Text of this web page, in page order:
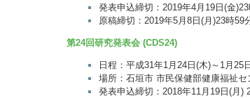
発表申込締切：2019年4月19日(金
原稿締切：2019年5月8日(月)23時59
第24回研究発表会 (CDS24)
日程：平成31年1月24日(木)～1月25
場所：石垣市 市民保健部健康福祉セ
発表申込締切：2018年11月19日(月)